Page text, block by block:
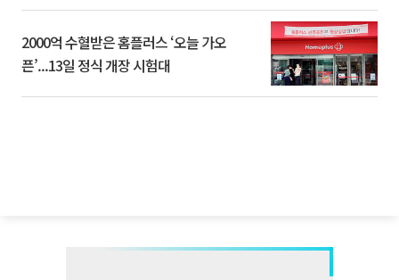
2000억 수혈받은 홈플러스 ‘오늘 가오
픈’...13일 정식 개장 시험대